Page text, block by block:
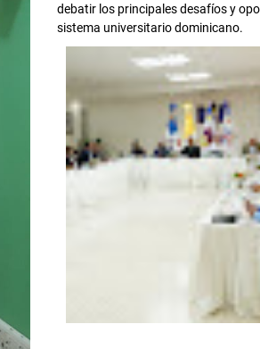
debatir los principales desafíos y
sistema universitario dominicano.